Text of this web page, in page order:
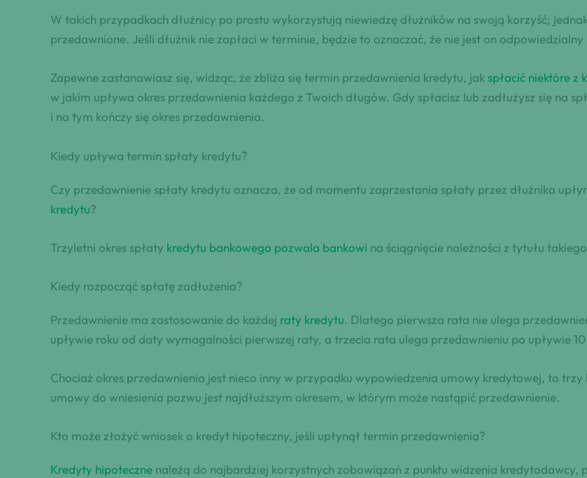
W takich przypadkach dłużnicy po prostu wykorzystują niewiedzę dłużników na swoją korzyść;
przedawnione. Jeśli dłużnik nie zapłaci w terminie, będzie to oznaczać, że nie jest on
Zapewne zastanawiasz się, widząc, że zbliża się termin przedawnienia kredytu, jakspłacić niektóre z
w jakim upływa okres przedawnienia każdego z Twoich długów. Gdy spłacisz lub zadłużysz się na
i na tym kończy się okres przedawnienia.
Kiedy upływa termin spłaty kredytu?
Czy przedawnienie spłaty kredytu oznacza, że od momentu zaprzestania spłaty przez dłużnika
kredytu?
Trzyletni okres spłaty kredytu bankowego pozwala bankowi na ściągnięcie należności z tytułu
Kiedy rozpocząć spłatę zadłużenia?
Przedawnienie ma zastosowanie do każdej raty kredytu. Dlatego pierwsza rata nie ulega
upływie roku od daty wymagalności pierwszej raty, a trzecia rata ulega przedawnieniu po upływie
Chociaż okres przedawnienia jest nieco inny w przypadku wypowiedzenia umowy kredytowej, to
umowy do wniesienia pozwu jest najdłuższym okresem, w którym może nastąpić przedawnienie.
Kto może złożyć wniosek o kredyt hipoteczny, jeśli upłynął termin przedawnienia?
Kredyty hipoteczne należą do najbardziej korzystnych zobowiązań z punktu widzenia